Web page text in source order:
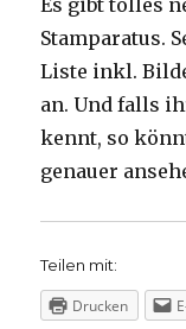
Stamparatus.
Liste inkl.
an. Und falls
kennt, so
genauer
Teilen mit:
Drucken